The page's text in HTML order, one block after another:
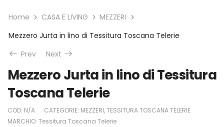
Home CASA E LIVING
MEZZERI
Mezzero Jurta in lino di Tessitura Toscana Telerie
Prev
Next
Mezzero Jurta in lino di Tessitura
Toscana Telerie
COD: N/A CATEGORIE: MEZZERI,TESSITURA TOSCANA TELERIE
MARCHIO: Tessitura Toscana Telerie